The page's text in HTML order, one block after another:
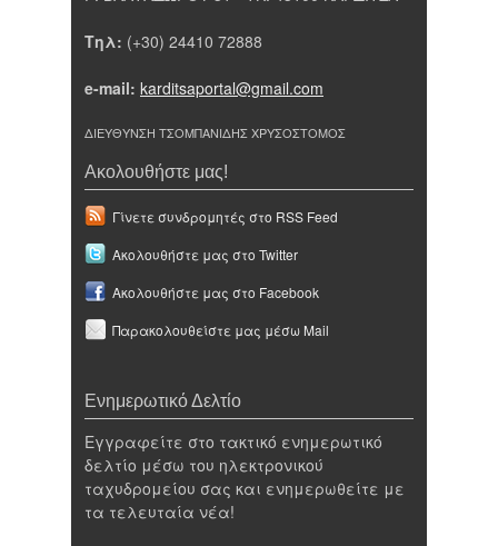
Τηλ: (+30) 24410 72888
e-mail: karditsaportal@gmail.com
ΔΙΕΥΘΥΝΣΗ ΤΣΟΜΠΑΝΙΔΗΣ ΧΡΥΣΟΣΤΟΜΟΣ
Ακολουθήστε μας!
Γίνετε συνδρομητές στο RSS Feed
Ακολουθήστε μας στο Twitter
Ακολουθήστε μας στο Facebook
Παρακολουθείστε μας μέσω Mail
Ενημερωτικό Δελτίο
Εγγραφείτε στο τακτικό ενημερωτικό
δελτίο μέσω του ηλεκτρονικού
ταχυδρομείου σας και ενημερωθείτε με
τα τελευταία νέα!